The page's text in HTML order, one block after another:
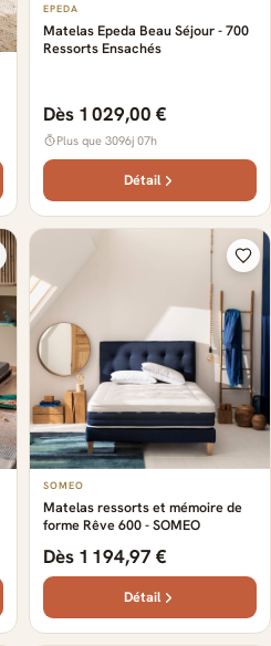
EPEDA
Matelas Epeda Beau Séjour - 700
Ressorts Ensachés
Dès 1 029,00 €
Plus que 3096j 07h
Détail
SOMEO
Matelas ressorts et mémoire de
forme Rêve 600 - SOMEO
Dès 1 194,97 €
Détail